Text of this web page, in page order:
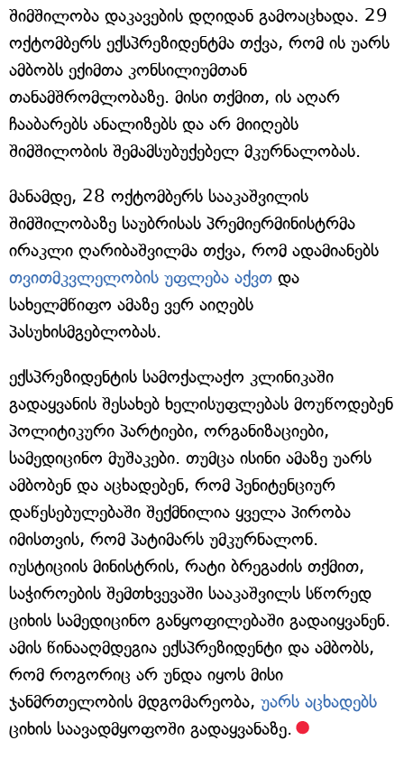
შიმშილობა დაკავების დღიდან გამოაცხადა. 29
ოქტომბერს ექსპრეზიდენტმა თქვა, რომ ის უარს
ამბობს ექიმთა კონსილიუმთან
თანამშრომლობაზე. მისი თქმით, ის აღარ
ჩააბარებს ანალიზებს და არ მიიღებს
შიმშილობის შემამსუბუქებელ მკურნალობას.
მანამდე, 28 ოქტომბერს სააკაშვილის
შიმშილობაზე საუბრისას პრემიერმინისტრმა
ირაკლი ღარიბაშვილმა თქვა, რომ ადამიანებს
თვითმკვლელობის უფლება აქვთ და
სახელმწიფო ამაზე ვერ აიღებს
პასუხისმგებლობას.
ექსპრეზიდენტის სამოქალაქო კლინიკაში
გადაყვანის შესახებ ხელისუფლებას მოუწოდებენ
პოლიტიკური პარტიები, ორგანიზაციები,
სამედიცინო მუშაკები. თუმცა ისინი ამაზე უარს
ამბობენ და აცხადებენ, რომ პენიტენციურ
დაწესებულებაში შექმნილია ყველა პირობა
იმისთვის, რომ პატიმარს უმკურნალონ.
იუსტიციის მინისტრის, რატი ბრეგაძის თქმით,
საჭიროების შემთხვევაში სააკაშვილს სწორედ
ციხის სამედიცინო განყოფილებაში გადაიყვანენ.
ამის წინააღმდეგია ექსპრეზიდენტი და ამბობს,
რომ როგორიც არ უნდა იყოს მისი
ჯანმრთელობის მდგომარეობა, უარს აცხადებს
ციხის საავადმყოფოში გადაყვანაზე.